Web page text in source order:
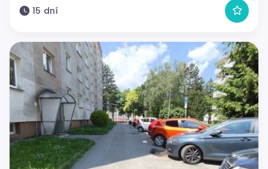
15 dní